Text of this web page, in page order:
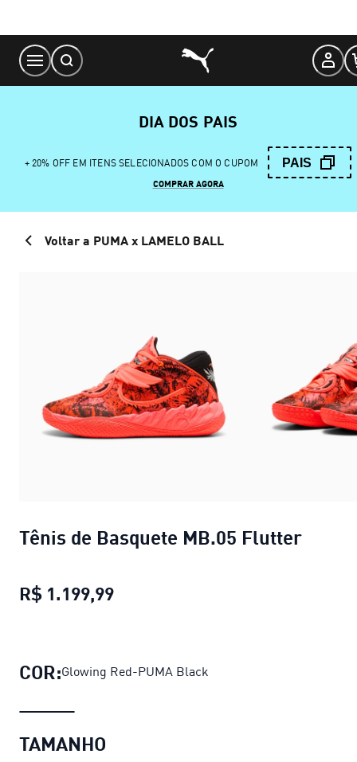
Content
DIA DOS PAIS
+ 20% OFF EM ITENS SELECIONADOS COM O CUPOM PAIS
COMPRAR AGORA
Voltar a PUMA x LAMELO BALL
Tênis de Basquete MB.05 Flutter
R$ 1.199,99
COR:Glowing Red-PUMA Black
TAMANHO